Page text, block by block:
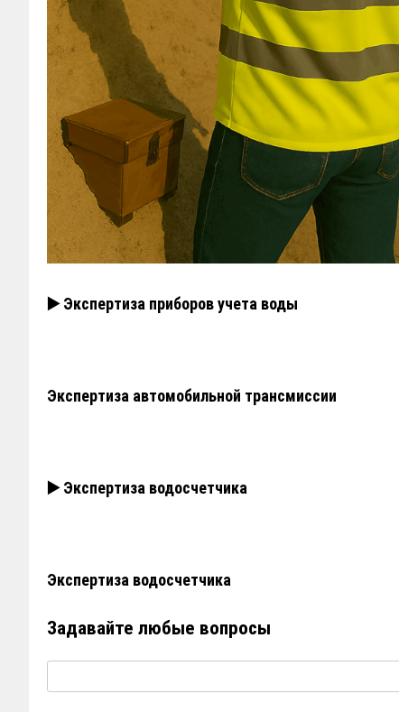
▶️ Экспертиза приборов учета воды
Экспертиза автомобильной трансмиссии
▶️ Экспертиза водосчетчика
Экспертиза водосчетчика
Задавайте любые вопросы